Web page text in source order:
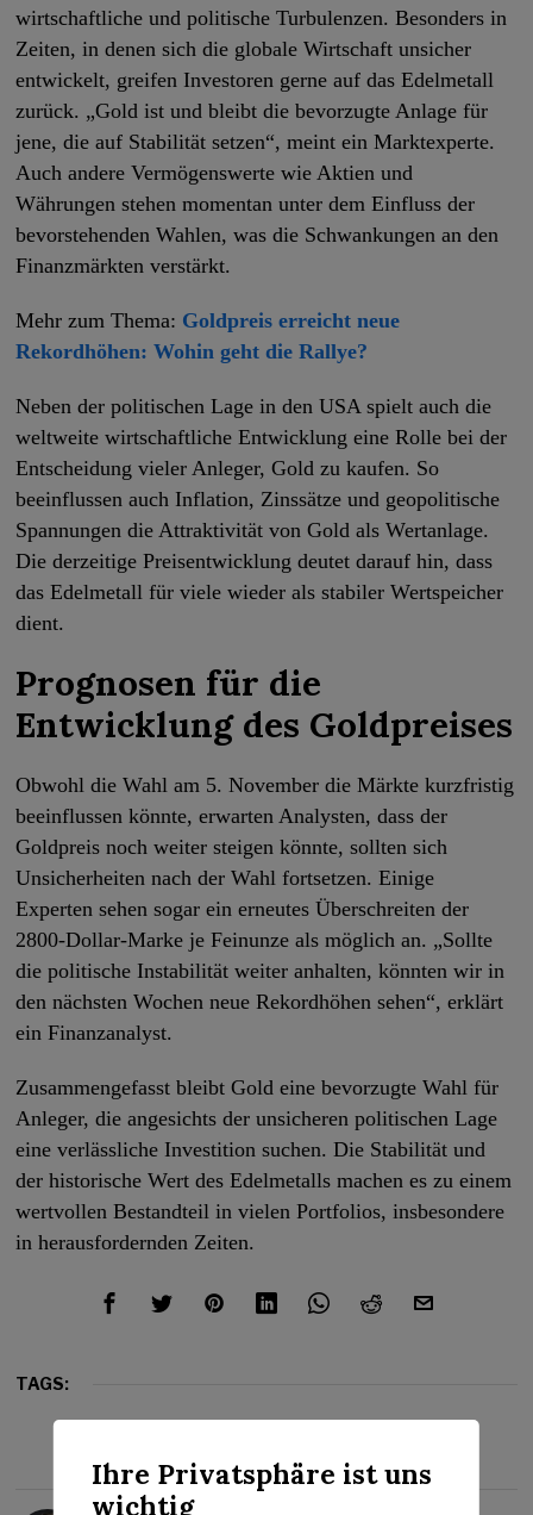
wirtschaftliche und politische Turbulenzen. Besonders in
Zeiten, in denen sich die globale Wirtschaft unsicher
entwickelt, greifen Investoren gerne auf das Edelmetall
zurück. „Gold ist und bleibt die bevorzugte Anlage für
jene, die auf Stabilität setzen“, meint ein Marktexperte.
Auch andere Vermögenswerte wie Aktien und
Währungen stehen momentan unter dem Einfluss der
bevorstehenden Wahlen, was die Schwankungen an den
Finanzmärkten verstärkt.
Mehr zum Thema: Goldpreis erreicht neue
Rekordhöhen: Wohin geht die Rallye?
Neben der politischen Lage in den USA spielt auch die
weltweite wirtschaftliche Entwicklung eine Rolle bei der
Entscheidung vieler Anleger, Gold zu kaufen. So
beeinflussen auch Inflation, Zinssätze und geopolitische
Spannungen die Attraktivität von Gold als Wertanlage.
Die derzeitige Preisentwicklung deutet darauf hin, dass
das Edelmetall für viele wieder als stabiler Wertspeicher
dient.
Prognosen für die
Entwicklung des Goldpreises
Obwohl die Wahl am 5. November die Märkte kurzfristig
beeinflussen könnte, erwarten Analysten, dass der
Goldpreis noch weiter steigen könnte, sollten sich
Unsicherheiten nach der Wahl fortsetzen. Einige
Experten sehen sogar ein erneutes Überschreiten der
2800-Dollar-Marke je Feinunze als möglich an. „Sollte
die politische Instabilität weiter anhalten, könnten wir in
den nächsten Wochen neue Rekordhöhen sehen“, erklärt
ein Finanzanalyst.
Zusammengefasst bleibt Gold eine bevorzugte Wahl für
Anleger, die angesichts der unsicheren politischen Lage
eine verlässliche Investition suchen. Die Stabilität und
der historische Wert des Edelmetalls machen es zu einem
wertvollen Bestandteil in vielen Portfolios, insbesondere
in herausfordernden Zeiten.
TAGS:
Ihre Privatsphäre ist uns
wichtig